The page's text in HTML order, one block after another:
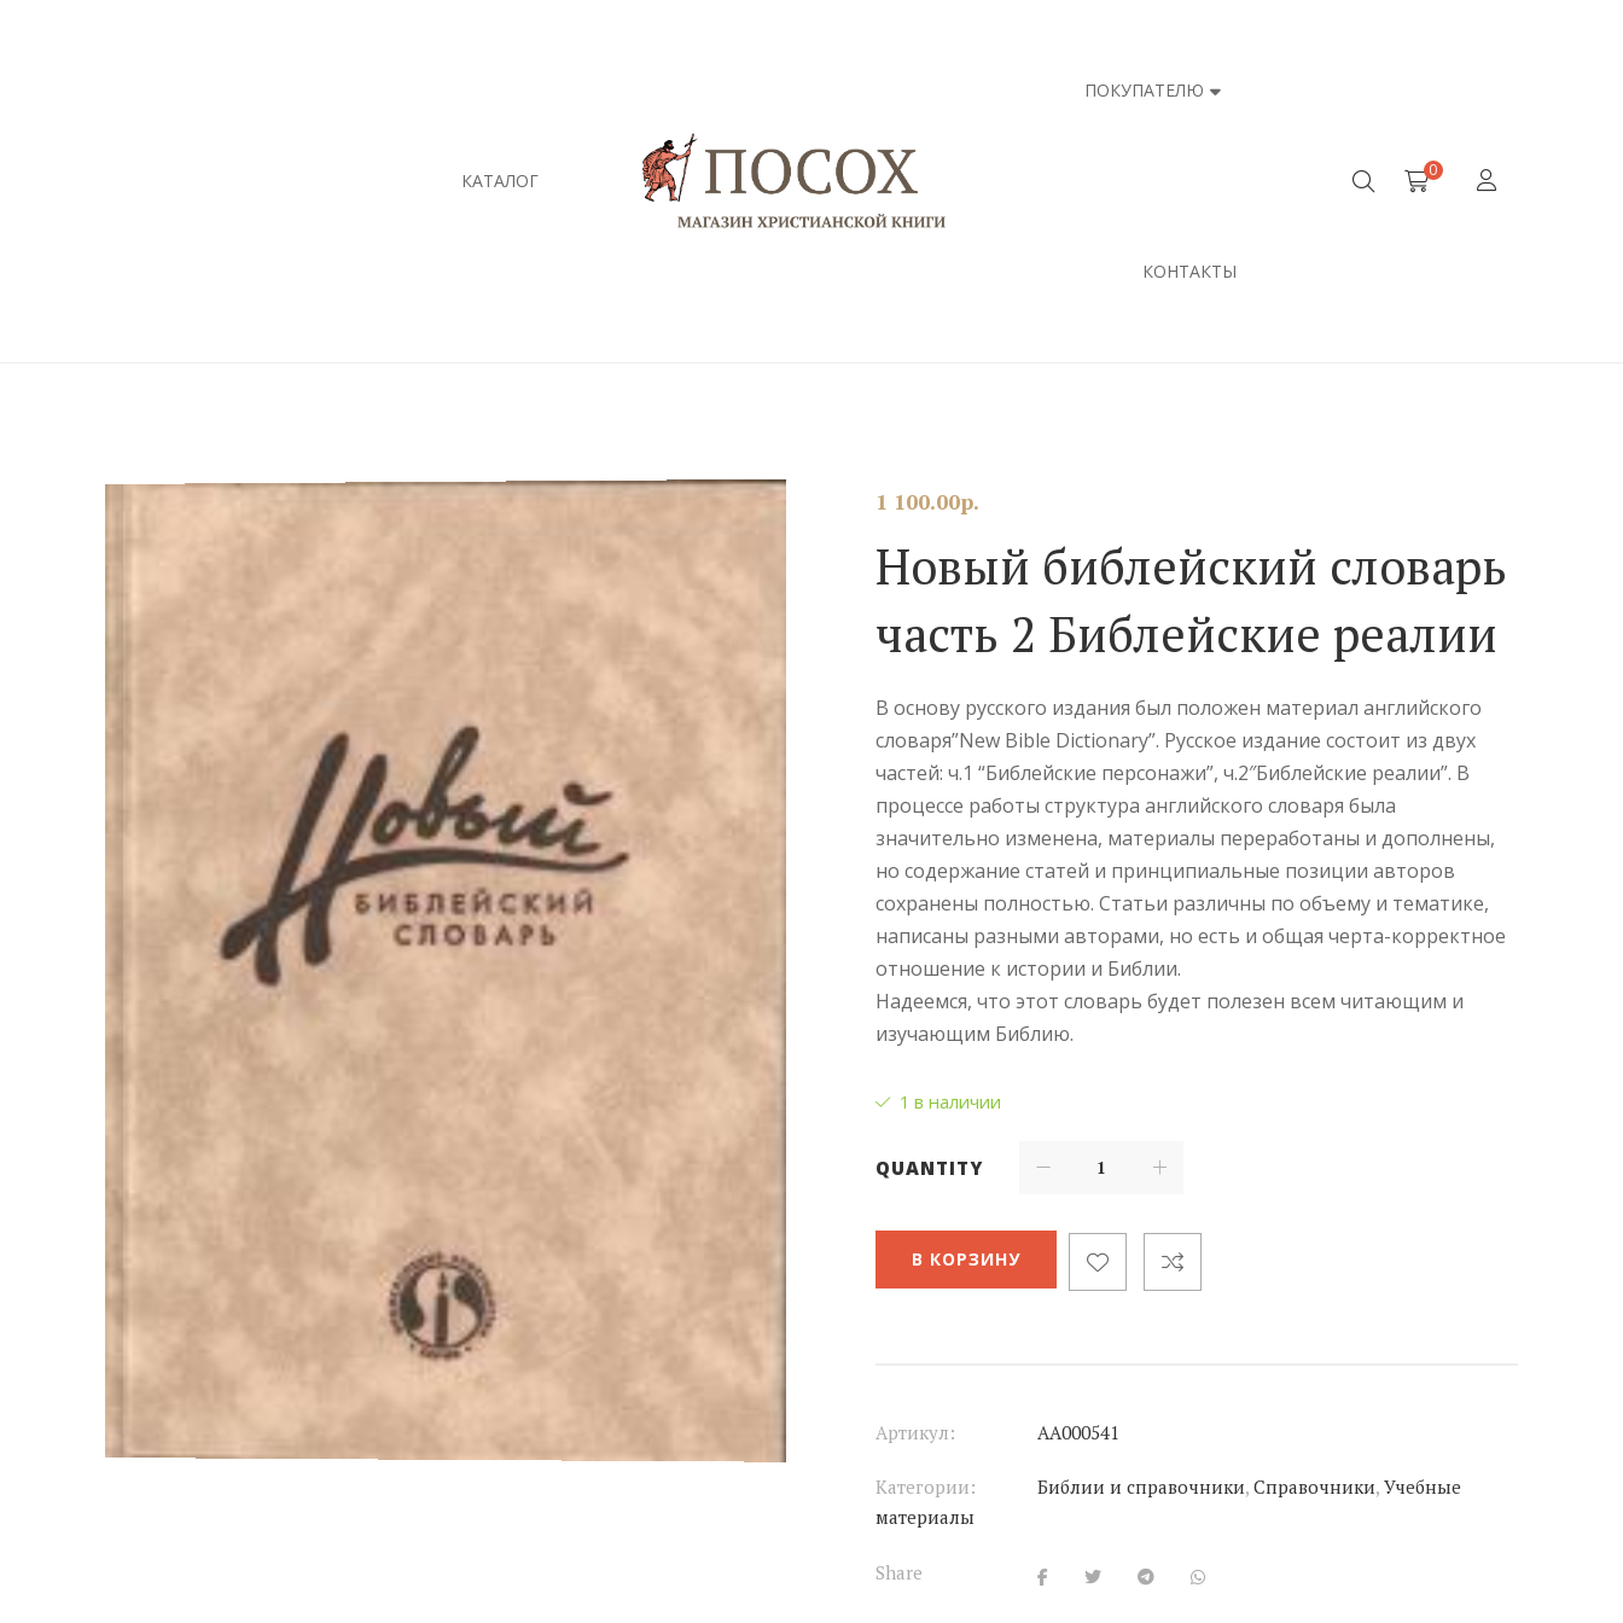
КАТАЛОГ
ПОКУПАТЕЛЮ
КОНТАКТЫ
0
1 100.00р.
Новый библейский словарь
часть 2 Библейские реалии
В основу русского издания был положен материал английского
словаря”New Bible Dictionary”. Русское издание состоит из двух
частей: ч.1 “Библейские персонажи”, ч.2″Библейские реалии”. В
процессе работы структура английского словаря была
значительно изменена, материалы переработаны и дополнены,
но содержание статей и принципиальные позиции авторов
сохранены полностью. Статьи различны по объему и тематике,
написаны разными авторами, но есть и общая черта-корректное
отношение к истории и Библии.
Надеемся, что этот словарь будет полезен всем читающим и
изучающим Библию.
1 в наличии
QUANTITY
В КОРЗИНУ
Артикул: АА000541
Категории: Библии и справочники,Справочники,Учебные
материалы
Share